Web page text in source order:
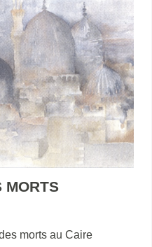
MORTS
morts au Caire